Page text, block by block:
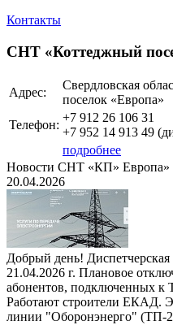
Контакты
СНТ «Коттеджный
Адрес:
Свердловская
поселок «Европа»
Телефон:
+7 912 26 106 31
+7 952 14 913 49
подробнее
Новости СНТ «КП» Европа»
20.04.2026
Добрый день!
21.04.2026 г. Плановое
абонентов, подключенных к
Работают строители ЕКАД.
линии "Оборонэнерго" (ТП-